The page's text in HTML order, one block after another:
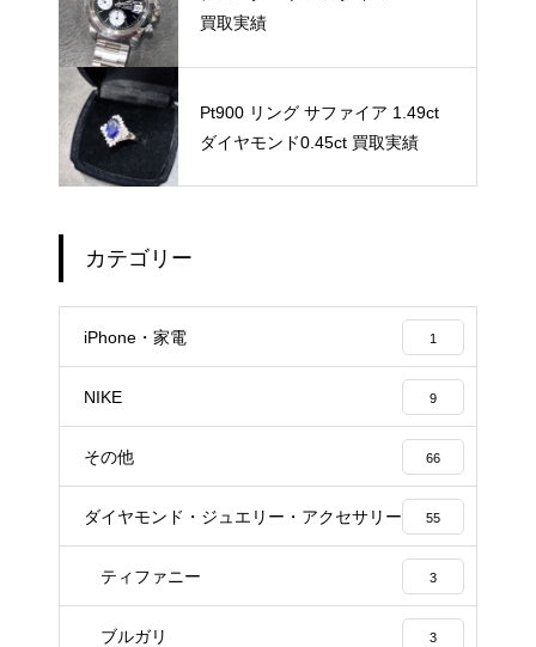
買取実績
Pt900 リング サファイア 1.49ct
ダイヤモンド0.45ct 買取実績
カテゴリー
iPhone・家電 1
NIKE 9
その他 66
ダイヤモンド・ジュエリー・アクセサリー 55
ティファニー 3
ブルガリ 3